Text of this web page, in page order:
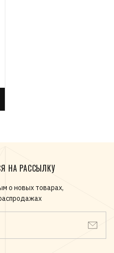
НА РАССЫЛКУ
о новых товарах,